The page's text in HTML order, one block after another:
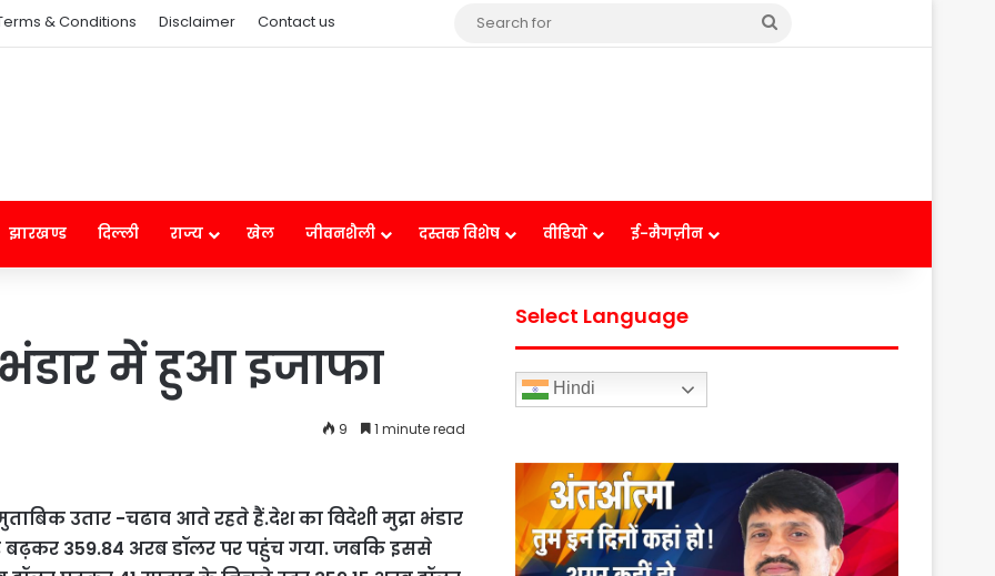
& Conditions Disclaimer Contact us
Search
झारखण्ड दिल्ली राज्य खेल जीवनशैली दस्तक विशेष वीडियो ई-मैगज़ीन
भंडार में हुआ इजाफा
9 1 minute read
उतार -चढाव आते रहते हैं.देश का विदेशी मुद्रा भंडार
बढ़कर 359.84 अरब डॉलर पर पहुंच गया. जबकि इससे
Select Language
Hindi